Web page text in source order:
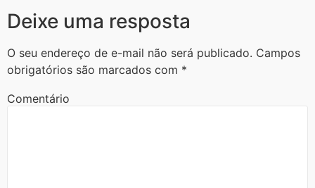
Deixe uma resposta
O seu endereço de e-mail não será publicado. Campos
obrigatórios são marcados com *
Comentário